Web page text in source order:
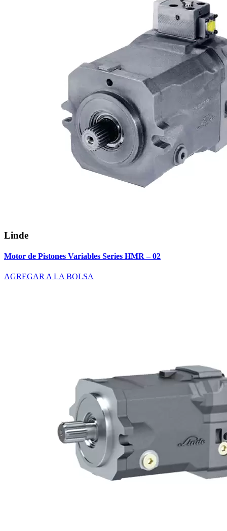
Linde
Motor de Pistones Variables Series HMR – 02
AGREGAR A LA BOLSA